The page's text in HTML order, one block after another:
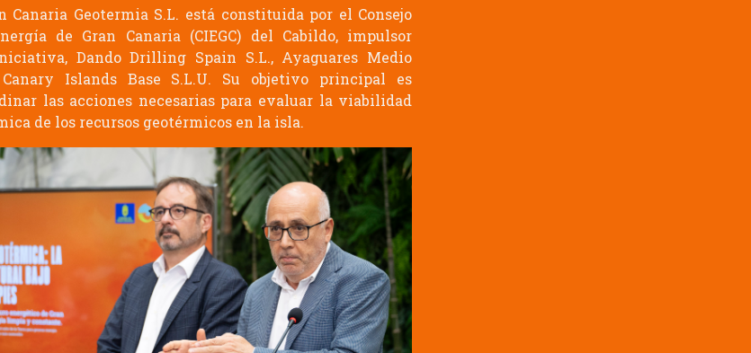
Canaria Geotermia S.L. está constituida por el Consejo
de Gran Canaria (CIEGC) del Cabildo, impulsor
Dando Drilling Spain S.L., Ayaguares Medio
Islands Base S.L.U. Su objetivo principal es
las acciones necesarias para evaluar la viabilidad
de los recursos geotérmicos en la isla.